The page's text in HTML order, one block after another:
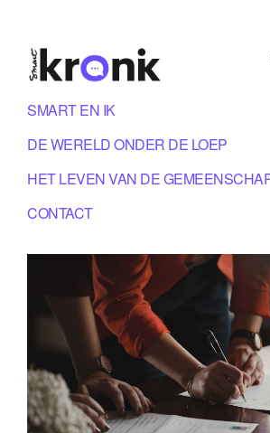
SMART EN IK
DE WERELD ONDER DE LOEP
HET LEVEN VAN DE
CONTACT